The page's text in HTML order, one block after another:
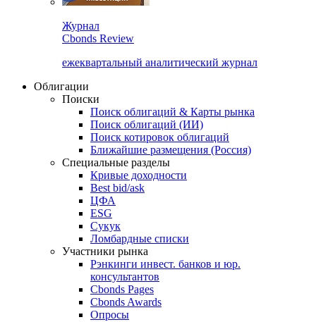
Журнал
Cbonds Review
ежеквартальный аналитический журнал
Облигации
Поиски
Поиск облигаций & Карты рынка
Поиск облигаций (ИИ)
Поиск котировок облигаций
Ближайшие размещения (Россия)
Специальные разделы
Кривые доходности
Best bid/ask
ЦФА
ESG
Сукук
Ломбардные списки
Участники рынка
Рэнкинги инвест. банков и юр.
консультантов
Cbonds Pages
Cbonds Awards
Опросы